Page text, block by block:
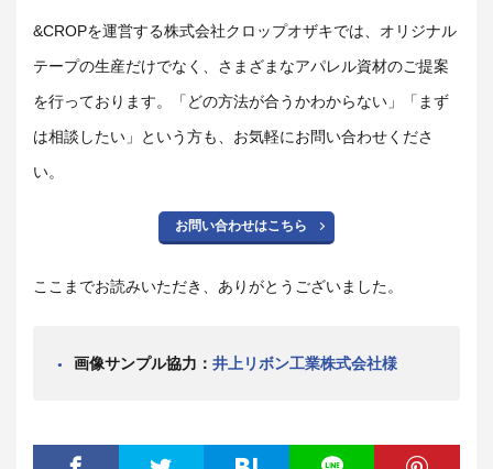
&CROPを運営する株式会社クロップオザキでは、オリジナル
テープの生産だけでなく、さまざまなアパレル資材のご提案
を行っております。「どの方法が合うかわからない」「まず
は相談したい」という方も、お気軽にお問い合わせくださ
い。
お問い合わせはこちら
ここまでお読みいただき、ありがとうございました。
画像サンプル協力： 井上リボン工業株式会社様